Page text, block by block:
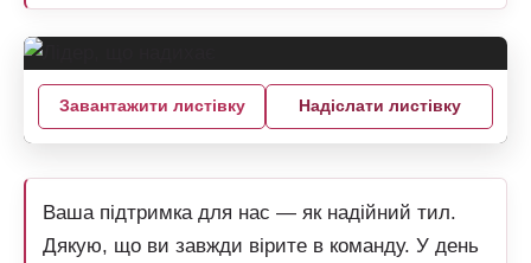
Завантажити листівку Надіслати листівку
Ваша підтримка для нас — як надійний тил.
Дякую, що ви завжди вірите в команду. У день